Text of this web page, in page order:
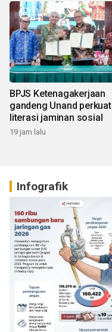
BPJS Ketenagakerjaan
gandeng Unand perkuat
literasi jaminan sosial
19 jam lalu
Infografik